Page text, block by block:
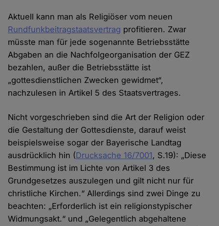
Aktuell kann man als Religiöser vom neuen
Rundfunkbeitragstaatsvertrag profitieren. Zwar
müsste man für jede sogenannte Betriebsstätte
Abgaben an die Nachfolgeorganisation der GEZ
bezahlen, außer die Betriebsstätte ist
„gottesdienstlichen Zwecken gewidmet“,
nachzulesen in Artikel 5 des Staatsvertrages.
Nicht vorgeschrieben sind die Art der Religion oder
die Gestaltung der Gottesdienste, darauf weist
beispielsweise sogar der Bayerische Landtag
ausdrücklich hin (Drucksache 16/7001, S.19): „Diese
Bestimmung ist im Lichte von Artikel 3 des
Grundgesetzes auszulegen und gilt nicht nur für
christliche Kirchen.“ Allerdings sind zwei Dinge zu
beachten: „Erforderlich ist ein religionstypischer
Widmungsakt.“ und „Gelegentlich abgehaltene